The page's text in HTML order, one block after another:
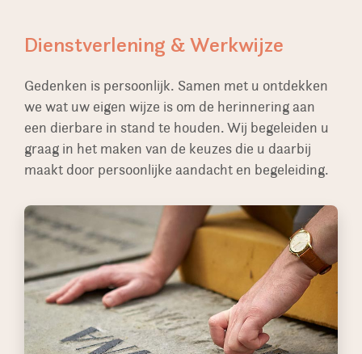
Dienstverlening & Werkwijze
Gedenken is persoonlijk. Samen met u ontdekken
we wat uw eigen wijze is om de herinnering aan
een dierbare in stand te houden. Wij begeleiden u
graag in het maken van de keuzes die u daarbij
maakt door persoonlijke aandacht en begeleiding.